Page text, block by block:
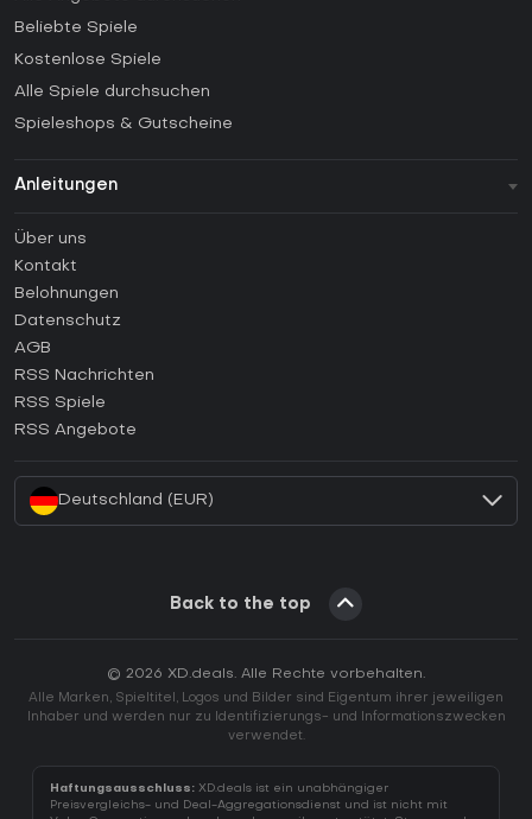
Beliebte Spiele
Kostenlose Spiele
Alle Spiele durchsuchen
Spieleshops & Gutscheine
Anleitungen
Anleitungen
Wie aktiviert man einen Steam CD Key?
Wie aktiviert man einen Epic Games CD Key?
Wie aktiviert man einen GOG CD Key?
Wie aktiviert man einen Ubisoft Connect CD Key?
Über uns
Kontakt
Belohnungen
Datenschutz
AGB
RSS Nachrichten
RSS Spiele
RSS Angebote
Deutschland (EUR)
Back to the top
© 2026 XD.deals. Alle Rechte vorbehalten.
Alle Marken, Spieltitel, Logos und Bilder sind Eigentum ihrer jeweiligen
Inhaber und werden nur zu Identifizierungs- und Informationszwecken
verwendet.
Haftungsausschluss: XD.deals ist ein unabhängiger
Preisvergleichs- und Deal-Aggregationsdienst und ist nicht mit